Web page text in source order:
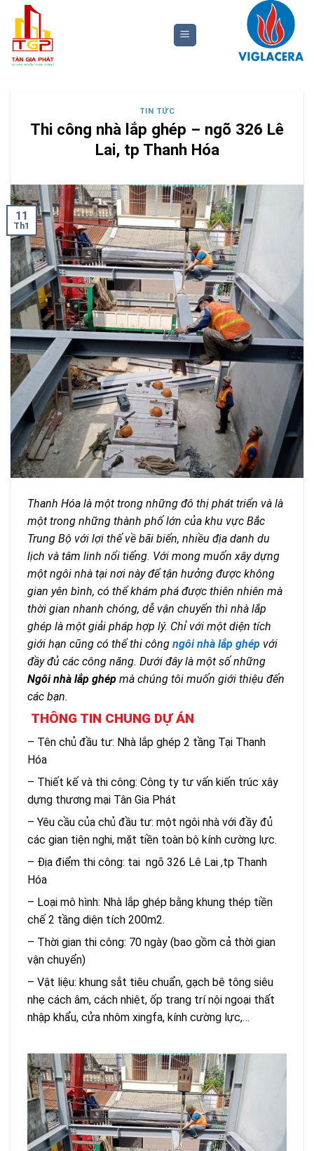
nội
dung
TIN TỨC
Thi công nhà lắp ghép – ngõ 326 Lê
Lai, tp Thanh Hóa
11
Th1
Thanh Hóa là một trong những đô thị phát triển và là
một trong những thành phố lớn của khu vực Bắc
Trung Bộ với lợi thế về bãi biển, nhiều địa danh du
lịch và tâm linh nổi tiếng. Với mong muốn xây dựng
một ngôi nhà tại nơi này để tận hưởng được không
gian yên bình, có thể khám phá được thiên nhiên mà
thời gian nhanh chóng, dễ vận chuyển thì nhà lắp
ghép là một giải pháp hợp lý. Chỉ với một diện tích
giới hạn cũng có thể thi công ngôi nhà lắp ghép với
đầy đủ các công năng. Dưới đây là một số những
Ngôi nhà lắp ghép mà chúng tôi muốn giới thiệu đến
các bạn.
THÔNG TIN CHUNG DỰ ÁN
– Tên chủ đầu tư: Nhà lắp ghép 2 tầng Tại Thanh
Hóa
– Thiết kế và thi công: Công ty tư vấn kiến trúc xây
dựng thương mại Tân Gia Phát
– Yêu cầu của chủ đầu tư: một ngôi nhà với đầy đủ
các gian tiện nghi, mặt tiền toàn bộ kính cường lực.
– Địa điểm thi công: tai ngõ 326 Lê Lai ,tp Thanh
Hóa
– Loại mô hình: Nhà lắp ghép bằng khung thép tiền
chế 2 tầng diện tích 200m2.
– Thời gian thi công: 70 ngày (bao gồm cả thời gian
vận chuyển)
– Vật liệu: khung sắt tiêu chuẩn, gạch bê tông siêu
nhẹ cách âm, cách nhiệt, ốp trang trí nội ngoại thất
nhập khẩu, cửa nhôm xingfa, kính cường lực,…